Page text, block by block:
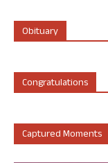
Obituary
Congratulations
Captured Moments